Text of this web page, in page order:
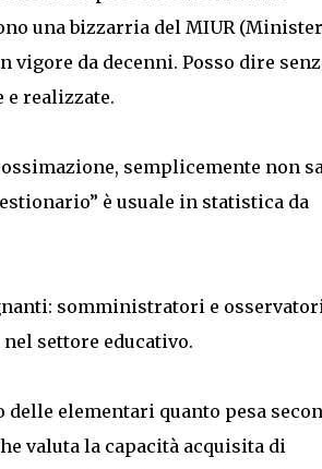
una bizzarria del MIUR
da decenni. Posso dire
e realizzate.
semplicemente non
è usuale in statistica da
somministratori e
settore educativo.
delle elementari quanto pesa
valuta la capacità acquisita di